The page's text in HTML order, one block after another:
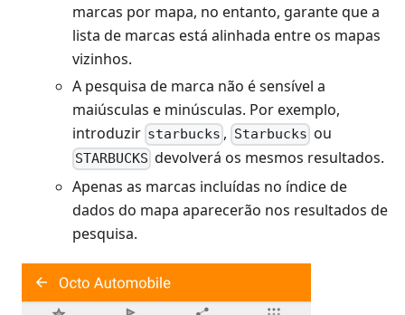
marcas por mapa, no entanto, garante que a
lista de marcas está alinhada entre os mapas
vizinhos.
A pesquisa de marca não é sensível a
maiúsculas e minúsculas. Por exemplo,
introduzir starbucks , Starbucks ou
STARBUCKS devolverá os mesmos resultados.
Apenas as marcas incluídas no índice de
dados do mapa aparecerão nos resultados de
pesquisa.